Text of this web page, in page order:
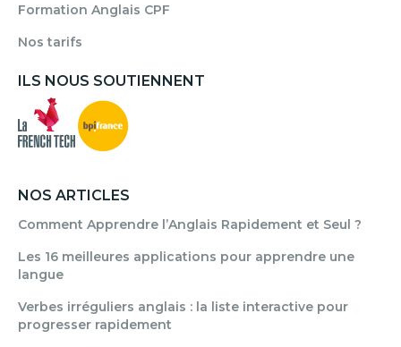
Formation Anglais CPF
Nos tarifs
ILS NOUS SOUTIENNENT
NOS ARTICLES
Comment Apprendre l’Anglais Rapidement et Seul ?
Les 16 meilleures applications pour apprendre une
langue
Verbes irréguliers anglais : la liste interactive pour
progresser rapidement